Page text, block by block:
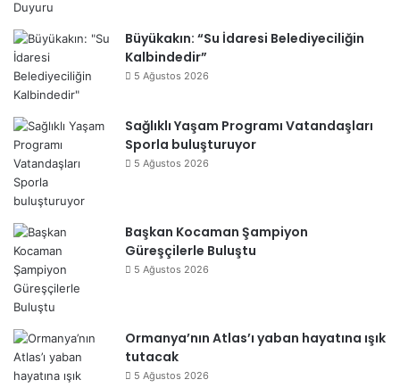
Büyükakın: “Su İdaresi Belediyeciliğin
Kalbindedir”
5 Ağustos 2026
Sağlıklı Yaşam Programı Vatandaşları
Sporla buluşturuyor
5 Ağustos 2026
Başkan Kocaman Şampiyon
Güreşçilerle Buluştu
5 Ağustos 2026
Ormanya’nın Atlas’ı yaban hayatına ışık
tutacak
5 Ağustos 2026